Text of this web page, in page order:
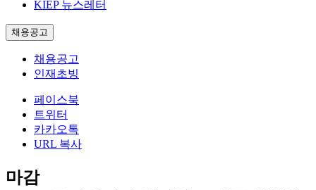
KIEP 뉴스레터
채용공고
채용공고
인재초빙
페이스북
트위터
카카오톡
URL 복사
마감